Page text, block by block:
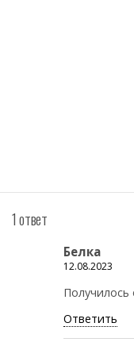
1 ответ
Белка
12.08.2023
Получилось
Ответить